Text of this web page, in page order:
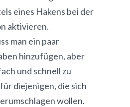
eines Hakens bei der
aktivieren.
man ein paar
hinzufügen, aber
und schnell zu
diejenigen, die sich
wollen.